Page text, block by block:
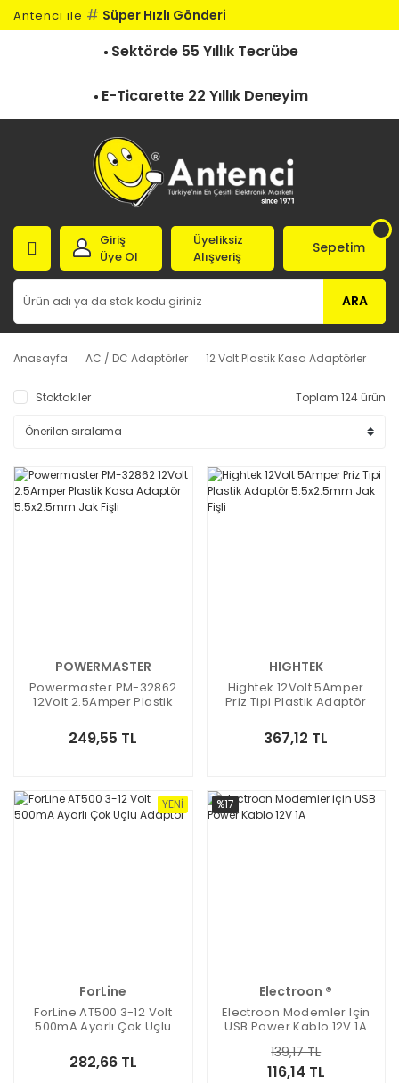
Antenci ile # Süper Hızlı Gönderi
Sektörde 55 Yıllık Tecrübe
E-Ticarette 22 Yıllık Deneyim
ARA
Giriş
Üye Ol
Üyeliksiz
Alışveriş
Sepetim
Anasayfa AC / DC Adaptörler 12 Volt Plastik Kasa Adaptörler
Stoktakiler Toplam 124 ürün
POWERMASTER
Powermaster PM-32862
12Volt 2.5Amper Plastik
Jak Fişli
249,55 TL
HIGHTEK
Hightek 12Volt 5Amper
Priz Tipi Plastik Adaptör
367,12 TL
YENI
ForLine
ForLine AT500 3-12 Volt
500mA Ayarlı Çok Uçlu
282,66 TL
%17
Electroon ®
Electroon Modemler Için
USB Power Kablo 12V 1A
116,14 TL
139,17 TL